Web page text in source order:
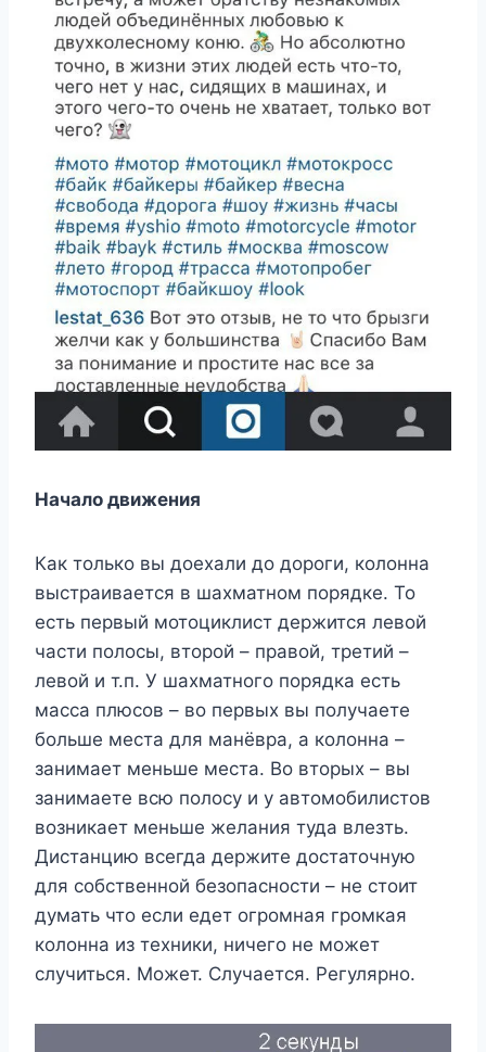
Начало движения
Как только вы доехали до дороги, колонна
выстраивается в шахматном порядке. То
есть первый мотоциклист держится левой
части полосы, второй – правой, третий –
левой и т.п. У шахматного порядка есть
масса плюсов – во первых вы получаете
больше места для манёвра, а колонна –
занимает меньше места. Во вторых – вы
занимаете всю полосу и у автомобилистов
возникает меньше желания туда влезть.
Дистанцию всегда держите достаточную
для собственной безопасности – не стоит
думать что если едет огромная громкая
колонна из техники, ничего не может
случиться. Может. Случается. Регулярно.